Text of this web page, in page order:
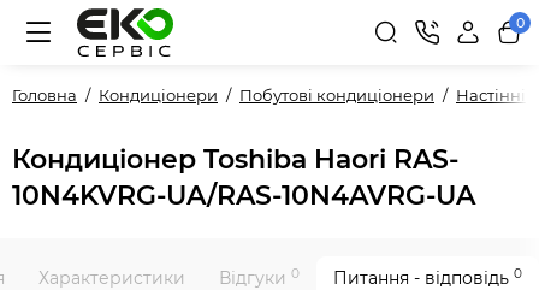
0
Головна Кондиціонери Побутові кондиціонери Настінні
Кондиціонер Toshiba Haori RAS-
10N4KVRG-UA/RAS-10N4AVRG-UA
Характеристики Відгуки 0 Питання - відповідь 0